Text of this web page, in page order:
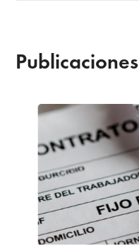
Publicaciones